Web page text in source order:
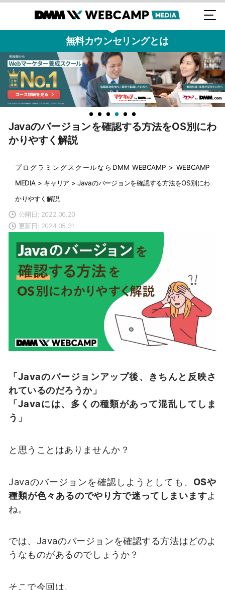
無料カウンセリングとは
Javaのバージョンを確認する方法をOS別にわ
かりやすく解説
プログラミングスクールならDMM WEBCAMP > WEBCAMP
MEDIA > キャリア >Javaのバージョンを確認する方法をOS別にわ
かりやすく解説
公開日: 2022.06.20
更新日: 2024.05.31
「Javaのバージョンアップ後、きちんと反映さ
れているのだろうか」
「Javaには、多くの種類があって混乱してしま
う」
と思うことはありませんか？
Javaのバージョンを確認しようとしても、 OSや
種類が色々あるのでやり方で迷ってしまいますよ
ね。
では、Javaのバージョンを確認する方法はどのよ
うなものがあるのでしょうか？
そこで今回は、